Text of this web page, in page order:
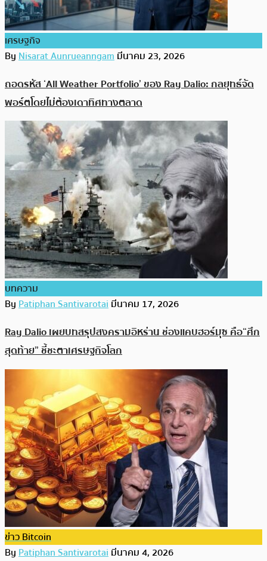
เศรษฐกิจ
ByNisarat Aunrueanngamมีนาคม 23, 2026
ถอดรหัส ‘All Weather Portfolio’ ของ Ray Dalio: กลยุทธ์จัด
พอร์ตโดยไม่ต้องเดาทิศทางตลาด
บทความ
ByPatiphan Santivarotaiมีนาคม 17, 2026
Ray Dalio เผยบทสรุปสงครามอิหร่าน ช่องแคบฮอร์มุซ คือ“ศึก
สุดท้าย” ชี้ชะตาเศรษฐกิจโลก
ข่าว Bitcoin
ByPatiphan Santivarotaiมีนาคม 4, 2026